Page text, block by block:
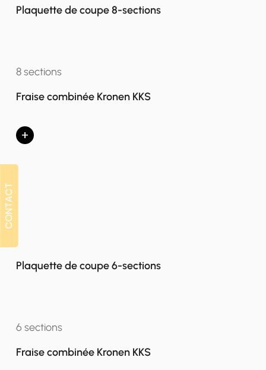
Plaquette de coupe 8-sections
8 sections
Fraise combinée Kronen KKS
+
Plaquette de coupe 6-sections
6 sections
Fraise combinée Kronen KKS
CONTACT
CONTACT